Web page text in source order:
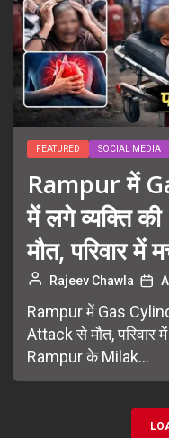
FEATURED SOCIAL MEDIA
Rampur में
में लगे व्यक्ति
मौत, परिवार में
Rajeev Chawla
Rampur में Gas
Attack से मौत, परिवार
Rampur के Milak...